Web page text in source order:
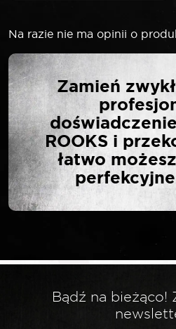
Na razie nie ma opinii o
NAPISZ
OPINIĘ O
NASADKA 1/
DŁUGA
Twój adres email nie
Wymagane pola są oznaczone
Twoja opinia*
Zamień
ROOKS i
łatwo
Bądź na bieżąco!